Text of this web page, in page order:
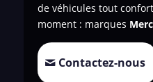
de véhicules tout
moment : marques
Contactez-nous